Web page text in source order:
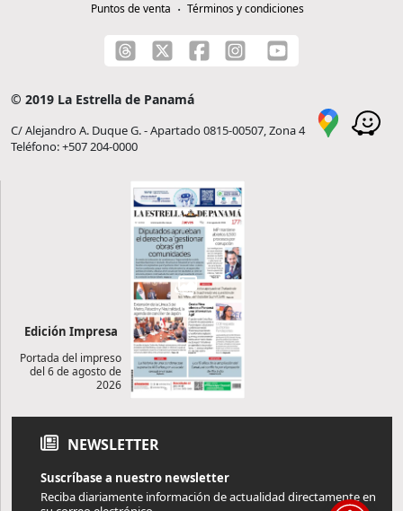
Puntos de venta
Términos y condiciones
© 2019 La Estrella de Panamá
C/ Alejandro A. Duque G. - Apartado 0815-00507, Zona 4
Teléfono: +507 204-0000
Edición Impresa
Portada del impreso
del 6 de agosto de
2026
NEWSLETTER
Suscríbase a nuestro newsletter
Reciba diariamente información de actualidad directamente en